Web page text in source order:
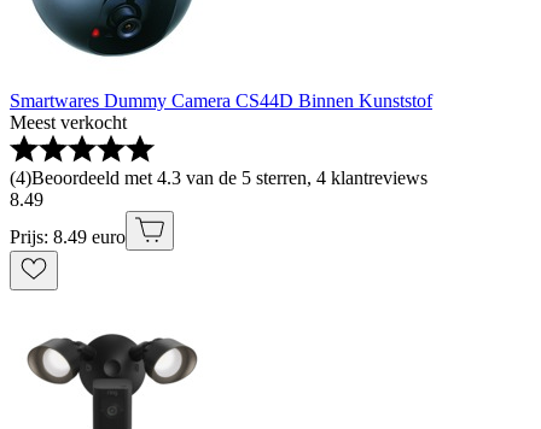
Smartwares Dummy Camera CS44D Binnen Kunststof
Meest verkocht
(4)Beoordeeld met 4.3 van de 5 sterren, 4 klantreviews
8.49
Prijs: 8.49 euro